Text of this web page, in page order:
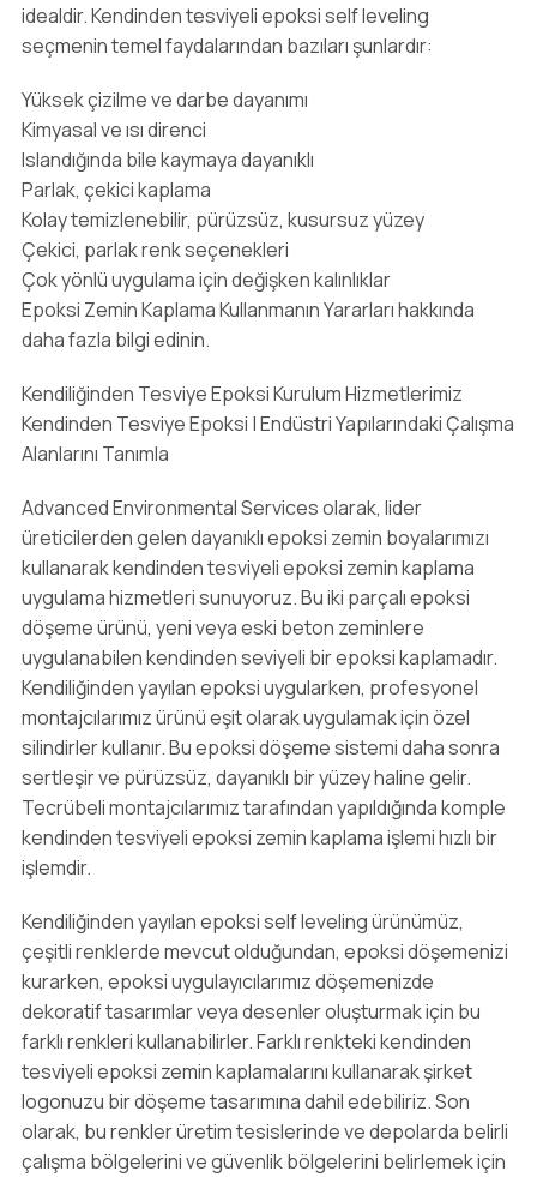
idealdir. Kendinden tesviyeli epoksi self leveling
seçmenin temel faydalarından bazıları şunlardır:
Yüksek çizilme ve darbe dayanımı
Kimyasal ve ısı direnci
Islandığında bile kaymaya dayanıklı
Parlak, çekici kaplama
Kolay temizlenebilir, pürüzsüz, kusursuz yüzey
Çekici, parlak renk seçenekleri
Çok yönlü uygulama için değişken kalınlıklar
Epoksi Zemin Kaplama Kullanmanın Yararları hakkında
daha fazla bilgi edinin.
Kendiliğinden Tesviye Epoksi Kurulum Hizmetlerimiz
Kendinden Tesviye Epoksi | Endüstri Yapılarındaki Çalışma
Alanlarını Tanımla
Advanced Environmental Services olarak, lider
üreticilerden gelen dayanıklı epoksi zemin boyalarımızı
kullanarak kendinden tesviyeli epoksi zemin kaplama
uygulama hizmetleri sunuyoruz. Bu iki parçalı epoksi
döşeme ürünü, yeni veya eski beton zeminlere
uygulanabilen kendinden seviyeli bir epoksi kaplamadır.
Kendiliğinden yayılan epoksi uygularken, profesyonel
montajcılarımız ürünü eşit olarak uygulamak için özel
silindirler kullanır. Bu epoksi döşeme sistemi daha sonra
sertleşir ve pürüzsüz, dayanıklı bir yüzey haline gelir.
Tecrübeli montajcılarımız tarafından yapıldığında komple
kendinden tesviyeli epoksi zemin kaplama işlemi hızlı bir
işlemdir.
Kendiliğinden yayılan epoksi self leveling ürünümüz,
çeşitli renklerde mevcut olduğundan, epoksi döşemenizi
kurarken, epoksi uygulayıcılarımız döşemenizde
dekoratif tasarımlar veya desenler oluşturmak için bu
farklı renkleri kullanabilirler. Farklı renkteki kendinden
tesviyeli epoksi zemin kaplamalarını kullanarak şirket
logonuzu bir döşeme tasarımına dahil edebiliriz. Son
olarak, bu renkler üretim tesislerinde ve depolarda belirli
çalışma bölgelerini ve güvenlik bölgelerini belirlemek için